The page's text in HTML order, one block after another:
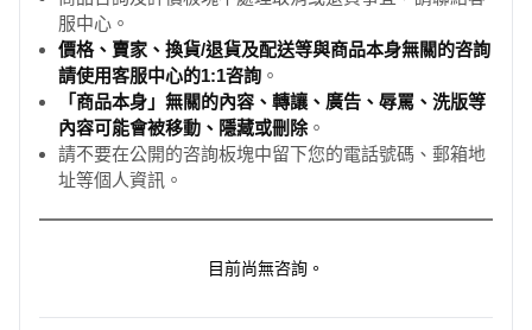
服中心。
價格、賣家、換貨/退貨及配送等與商品本身無關的咨詢
請使用客服中心的1:1咨詢 。
「商品本身」無關的內容、轉讓、廣告、辱罵、洗版等
內容可能會被移動、隱藏或刪除。
請不要在公開的咨詢板塊中留下您的電話號碼、郵箱地
址等個人資訊。
目前尚無咨詢。